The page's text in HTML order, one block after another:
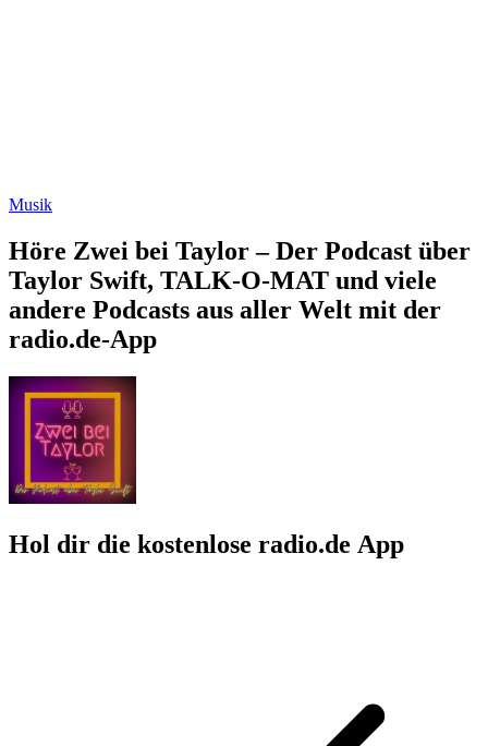
Musik
Höre Zwei bei Taylor – Der Podcast über
Taylor Swift, TALK-O-MAT und viele
andere Podcasts aus aller Welt mit der
radio.de-App
Hol dir die kostenlose radio.de App